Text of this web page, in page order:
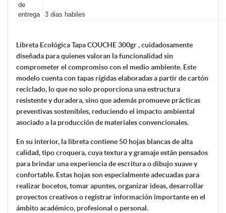
de
entrega
3 dias habiles
Libreta Ecológica Tapa COUCHE 300gr , cuidadosamente
diseñada para quienes valoran la funcionalidad sin
comprometer el compromiso con el medio ambiente. Este
modelo cuenta con tapas rígidas elaboradas a partir de cartón
reciclado, lo que no solo proporciona una estructura
resistente y duradera, sino que además promueve prácticas
preventivas sostenibles, reduciendo el impacto ambiental
asociado a la producción de materiales convencionales.
En su interior, la libreta contiene 50 hojas blancas de alta
calidad, tipo croquera, cuya textura y gramaje están pensados
para brindar una experiencia de escritura o dibujo suave y
confortable. Estas hojas son especialmente adecuadas para
realizar bocetos, tomar apuntes, organizar ideas, desarrollar
proyectos creativos o registrar información importante en el
ámbito académico, profesional o personal.